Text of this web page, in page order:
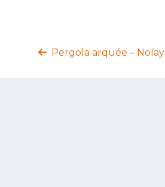
Pergola arquée – Nolay